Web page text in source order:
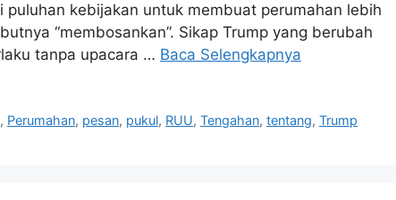
kebijakan untuk membuat perumahan lebih
“membosankan”. Sikap Trump yang berubah
tanpa upacara … Baca Selengkapnya
, Perumahan, pesan, pukul, RUU,Tengahan,tentang,Trump